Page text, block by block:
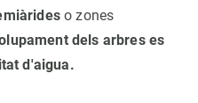
o zones
dels arbres es
d'aigua.